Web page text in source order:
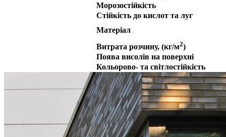
Морозостійкість
Стійкість до кислот та луг
Матеріал
Витрата розчину, (кг/м2)
Поява висолів на поверхні
Кольорово- та світлостійкість